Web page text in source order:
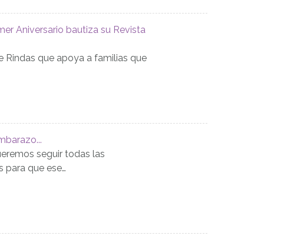
Aniversario bautiza su Revista
Rindas que apoya a familias que
seguir todas las
para que ese…